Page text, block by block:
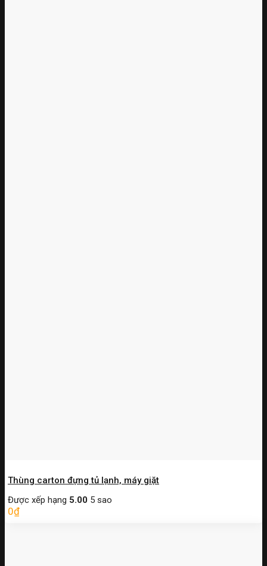
Thùng carton đựng tủ lạnh, máy giặt
Được xếp hạng 5.00 5 sao
0₫